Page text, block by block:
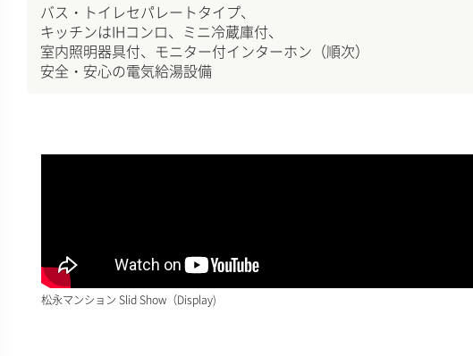
バス・トイレセパレートタイプ、
キッチンはIHコンロ、ミニ冷蔵庫付、
室内照明器具付、モニター付インターホン（順次）
安全・安心の電気給湯設備
松永マンション Slid Show（Display)